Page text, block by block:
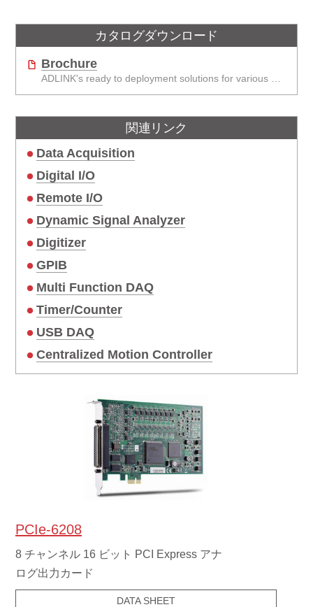
カタログダウンロード
Brochure
関連リンク
Data Acquisition
Digital I/O
Remote I/O
Dynamic Signal Analyzer
Digitizer
GPIB
Multi Function DAQ
Timer/Counter
USB DAQ
Centralized Motion Controller
PCIe-6208
8 チャンネル 16 ビット PCI Express アナ
ログ出力カード
DATA SHEET